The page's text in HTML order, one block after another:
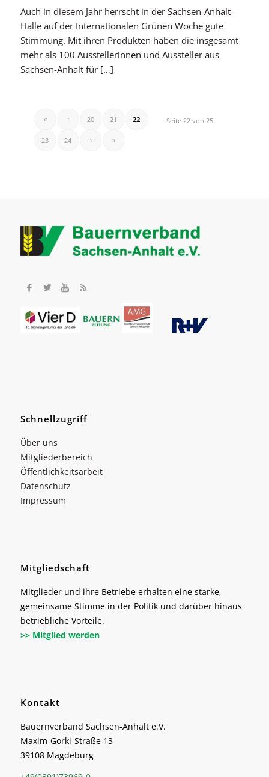
Auch in diesem Jahr herrscht in der Sachsen-Anhalt-
Halle auf der Internationalen Grünen Woche gute
Stimmung. Mit ihren Produkten haben die insgesamt
mehr als 100 Ausstellerinnen und Aussteller aus
Sachsen-Anhalt für […]
Seite 22 von 25
« ‹ 20 21 22
23 24 › »
Schnellzugriff
Über uns
Mitgliederbereich
Öffentlichkeitsarbeit
Datenschutz
Impressum
Mitgliedschaft
Mitglieder und ihre Betriebe erhalten eine starke,
gemeinsame Stimme in der Politik und darüber hinaus
betriebliche Vorteile.
>> Mitglied werden
Kontakt
Bauernverband Sachsen-Anhalt e.V.
Maxim-Gorki-Straße 13
39108 Magdeburg